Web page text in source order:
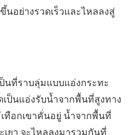
อย่างรวดเร็วและไหลลงสู่
ที่ราบลุ่มแบบแอ่งกระทะ
ป็นแอ่งรับน้ำจากพื้นที่สูงทาง
ทือกเขาคั่นอยู่ น้ำจากพื้นที่